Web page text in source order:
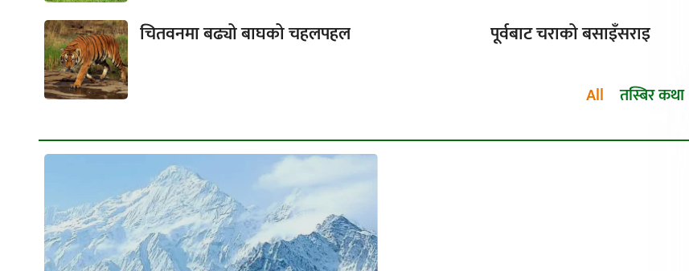
चितवनमा बढ्यो बाघको चहलपहल पूर्वबाट चराको बसाइँसराइ
All तस्बिर कथा